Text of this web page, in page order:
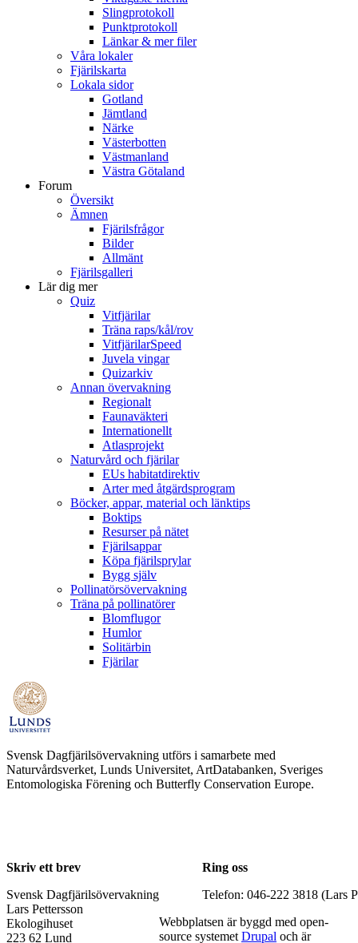
Slingprotokoll
Punktprotokoll
Länkar & mer filer
Våra lokaler
Fjärilskarta
Lokala sidor
Gotland
Jämtland
Närke
Västerbotten
Västmanland
Västra Götaland
Forum
Översikt
Ämnen
Fjärilsfrågor
Bilder
Allmänt
Fjärilsgalleri
Lär dig mer
Quiz
Vitfjärilar
Träna raps/kål/rov
VitfjärilarSpeed
Juvela vingar
Quizarkiv
Annan övervakning
Regionalt
Faunaväkteri
Internationellt
Atlasprojekt
Naturvård och fjärilar
EUs habitatdirektiv
Arter med åtgärdsprogram
Böcker, appar, material och länktips
Boktips
Resurser på nätet
Fjärilsappar
Köpa fjärilsprylar
Bygg själv
Pollinatörsövervakning
Träna på pollinatörer
Blomflugor
Humlor
Solitärbin
Fjärilar
Svensk Dagfjärilsövervakning utförs i samarbete med
Naturvårdsverket, Lunds Universitet, ArtDatabanken, Sveriges
Entomologiska Förening och Butterfly Conservation Europe.
Skriv ett brev
Svensk Dagfjärilsövervakning
Lars Pettersson
Ekologihuset
223 62 Lund
Ring oss
Telefon: 046-222 3818 (Lars
Webbplatsen är byggd med open-
source systemet Drupal och är